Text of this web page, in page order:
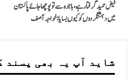
فیض حمید گرفتار ہے، باجوہ سے تو پوچھا جائے پاکستان
میں دہشتگردوں کو کیوں بسایا: خواجہ آصف
شاید آپ یہ بھی پسند